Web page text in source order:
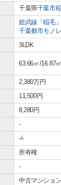
千葉県千葉市
総武線 「稲毛
千葉都市モノ
3LDK
63.66㎡/16.87㎡
2,380万円
11,500円
8,280円
-
-/-
所有権
-
中古マンショ